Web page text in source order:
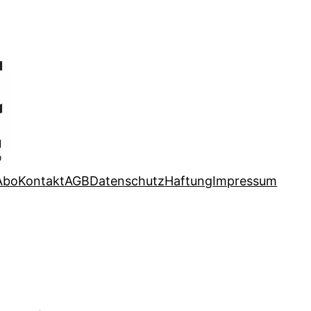
KontaktAGBDatenschutzHaftungImpressum